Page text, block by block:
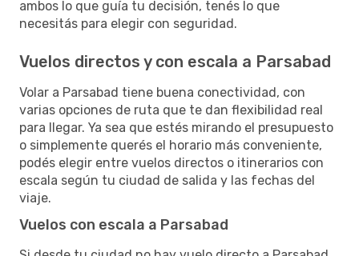
ambos lo que guía tu decisión, tenés lo que
necesitás para elegir con seguridad.
Vuelos directos y con escala a Parsabad
Volar a Parsabad tiene buena conectividad, con
varias opciones de ruta que te dan flexibilidad real
para llegar. Ya sea que estés mirando el presupuesto
o simplemente querés el horario más conveniente,
podés elegir entre vuelos directos o itinerarios con
escala según tu ciudad de salida y las fechas del
viaje.
Vuelos con escala a Parsabad